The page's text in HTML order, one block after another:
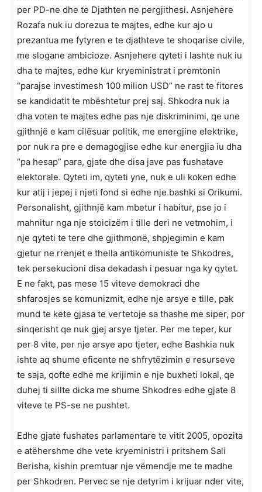
per PD-ne dhe te Djathten ne pergjithesi. Asnjehere
Rozafa nuk iu dorezua te majtes, edhe kur ajo u
prezantua me fytyren e te djathteve te shoqarise civile,
me slogane ambicioze. Asnjehere qyteti i lashte nuk iu
dha te majtes, edhe kur kryeministrat i premtonin
“parajse investimesh 100 milion USD” ne rast te fitores
se kandidatit te mbështetur prej saj. Shkodra nuk ia
dha voten te majtes edhe pas nje diskriminimi, qe une
gjithnjë e kam cilësuar politik, me energjine elektrike,
por nuk ra pre e demagogjise edhe kur energjia iu dha
“pa hesap” para, gjate dhe disa jave pas fushatave
elektorale. Qyteti im, qyteti yne, nuk e uli koken edhe
kur atij i jepej i njeti fond si edhe nje bashki si Orikumi.
Personalisht, gjithnjë kam mbetur i habitur, pse jo i
mahnitur nga nje stoicizëm i tille deri ne vetmohim, i
nje qyteti te tere dhe gjithmonë, shpjegimin e kam
gjetur ne rrenjet e thella antikomuniste te Shkodres,
tek persekucioni disa dekadash i pesuar nga ky qytet.
E ne fakt, pas mese 15 viteve demokraci dhe
shfarosjes se komunizmit, edhe nje arsye e tille, pak
mund te kete gjasa te vertetoje sa thashe me siper, por
sinqerisht qe nuk gjej arsye tjeter. Per me teper, kur
per 8 vite, per nje arsye apo tjeter, edhe Bashkia nuk
ishte aq shume eficente ne shfrytëzimin e resurseve
te saja, qofte edhe me krijimin e nje buxheti lokal, qe
duhej ti sillte dicka me shume Shkodres edhe gjate 8
viteve te PS-se ne pushtet.
Edhe gjate fushates parlamentare te vitit 2005, opozita
e atëhershme dhe vete kryeministri i pritshem Sali
Berisha, kishin premtuar nje vëmendje me te madhe
per Shkodren. Pervec se nje detyrim i krijuar nder vite,